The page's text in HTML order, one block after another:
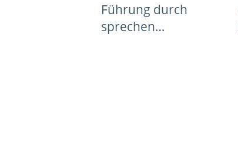
Führung durch
sprechen…